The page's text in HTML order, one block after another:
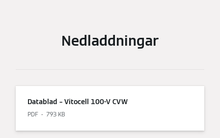
Nedladdningar
Datablad – Vitocell 100-V CVW
PDF 793 KB